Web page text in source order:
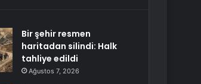
Bir şehir resmen
haritadan silindi: Halk
tahliye edildi
Ağustos 7, 2026